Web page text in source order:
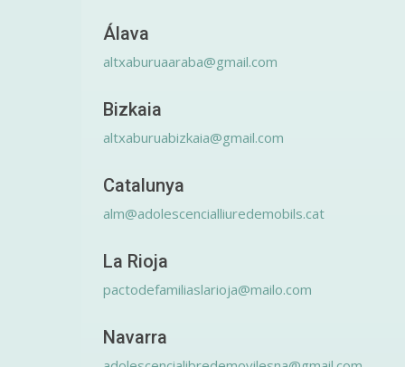
Álava
altxaburuaaraba@gmail.com
Bizkaia
altxaburuabizkaia@gmail.com
Catalunya
alm@adolescencialliuredemobils.cat
La Rioja
pactodefamiliaslarioja@mailo.com
Navarra